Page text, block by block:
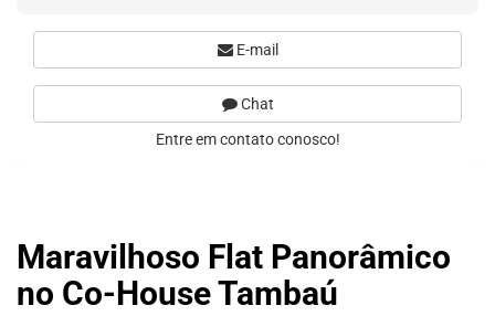
Maravilhoso Flat Panorâmico
no Co-House Tambaú
E-mail
Chat
Entre em contato conosco!